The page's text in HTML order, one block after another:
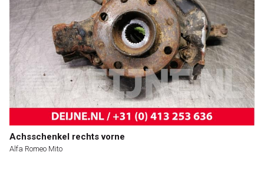
Achsschenkel rechts vorne
Alfa Romeo Mito